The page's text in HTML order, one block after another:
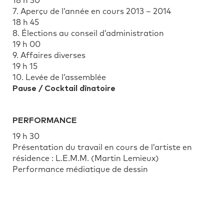
7. Aperçu de l’année en cours 2013 – 2014
18 h 45
8. Élections au conseil d’administration
19 h 00
9. Affaires diverses
19 h 15
10. Levée de l’assemblée
Pause / Cocktail dînatoire
PERFORMANCE
19 h 30
Présentation du travail en cours de l’artiste en
résidence : L.E.M.M. (Martin Lemieux)
Performance médiatique de dessin